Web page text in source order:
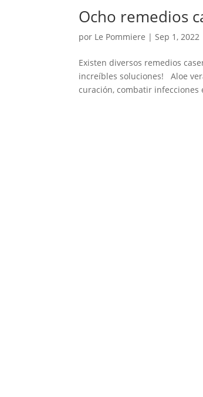
Ocho remedios
por Le Pommiere |Sep 1, 2022
Existen diversos remedios
increíbles soluciones! Aloe
curación, combatir infecciones